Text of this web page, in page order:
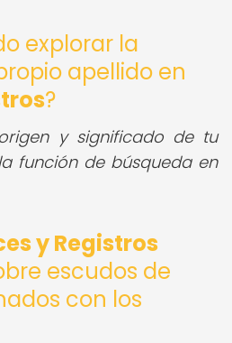
explorar la
apellido en
?
y significado de tu
función de búsqueda en
y Registros
escudos de
con los